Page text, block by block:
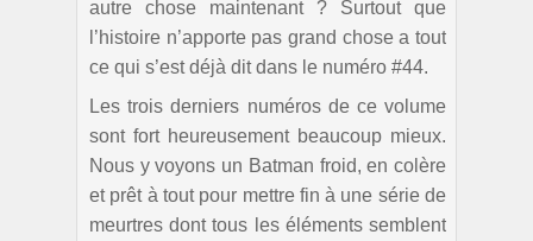
autre chose maintenant ? Surtout que
l’histoire n’apporte pas grand chose a tout
ce qui s’est déjà dit dans le numéro #44.
Les trois derniers numéros de ce volume
sont fort heureusement beaucoup mieux.
Nous y voyons un Batman froid, en colère
et prêt à tout pour mettre fin à une série de
meurtres dont tous les éléments semblent